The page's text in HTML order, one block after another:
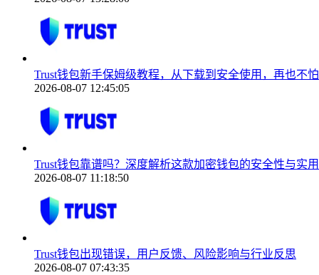
Trust钱包新手保姆级教程，从下载到安全使用，再也不
2026-08-07 12:45:05
Trust钱包靠谱吗？深度解析这款加密钱包的安全性与实
2026-08-07 11:18:50
Trust钱包出现错误，用户反馈、风险影响与行业反思
2026-08-07 07:43:35